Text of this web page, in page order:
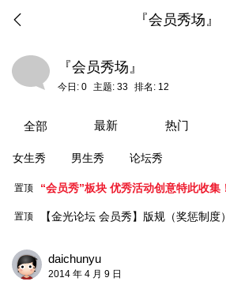
『会员秀场』
『会员秀场』
今日: 0 主题: 33 排名: 12
全部 最新 热门
女生秀 男生秀 论坛秀
置顶 “会员秀”板块 优秀活动创意特此收集
置顶 【金光论坛 会员秀】版规（奖惩制度）
daichunyu
2014 年 4 月 9 日